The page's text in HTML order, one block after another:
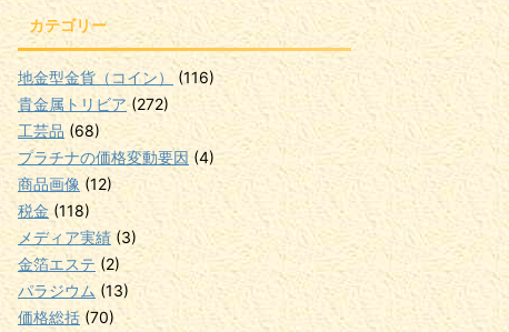
カテゴリー
地金型金貨（コイン）
(116)
貴金属トリビア(272)
工芸品 (68)
プラチナの価格変動要因 (4)
商品画像 (12)
税金 (118)
メディア実績 (3)
金箔エステ (2)
パラジウム (13)
価格総括 (70)